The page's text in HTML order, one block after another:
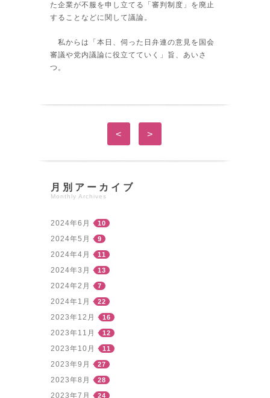
た企業が不服を申し立てる「審判制度」を廃止
することなどに関して議論。
私からは「本日、伺った日弁連の意見を国会
審議や党内議論に役立てていく」旨、あいさ
つ。
< >
月別アーカイブ
Monthly Archives
2024年6月 10
2024年5月 9
2024年4月 11
2024年3月 13
2024年2月 7
2024年1月 22
2023年12月 16
2023年11月 12
2023年10月 11
2023年9月 27
2023年8月 28
2023年7月 24